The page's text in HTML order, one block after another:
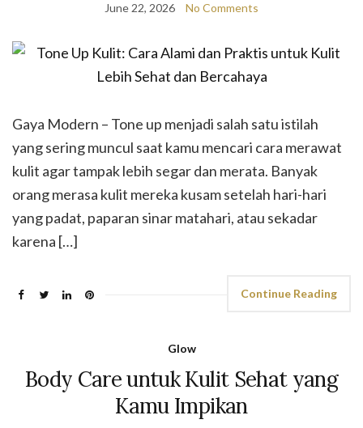
June 22, 2026 No Comments
Gaya Modern – Tone up menjadi salah satu istilah
yang sering muncul saat kamu mencari cara merawat
kulit agar tampak lebih segar dan merata. Banyak
orang merasa kulit mereka kusam setelah hari-hari
yang padat, paparan sinar matahari, atau sekadar
karena […]
Continue Reading
Glow
Body Care untuk Kulit Sehat yang
Kamu Impikan